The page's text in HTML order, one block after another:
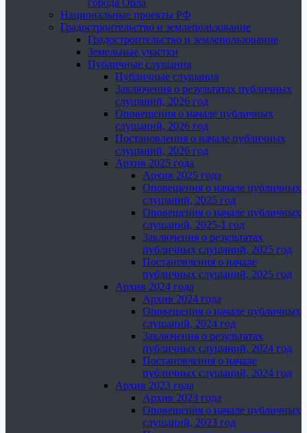
города Орла
Национальные проекты РФ
Градостроительство и землепользование
Градостроительство и землепользование
Земельные участки
Публичные слушания
Публичные слушания
Заключения о результатах публичных
слушаний, 2026 год
Оповещения о начале публичных
слушаний, 2026 год
Постановления о начале публичных
слушаний, 2026 год
Архив 2025 года
Архив 2025 года
Оповещения о начале публичных
слушаний, 2025 год
Оповещения о начале публичных
слушаний, 2025-1 год
Заключения о результатах
публичных слушаний, 2025 год
Постановления о начале
публичных слушаний, 2025 год
Архив 2024 года
Архив 2024 года
Оповещения о начале публичных
слушаний, 2024 год
Заключения о результатах
публичных слушаний, 2024 год
Постановления о начале
публичных слушаний, 2024 год
Архив 2023 года
Архив 2023 года
Оповещения о начале публичных
слушаний, 2023 год